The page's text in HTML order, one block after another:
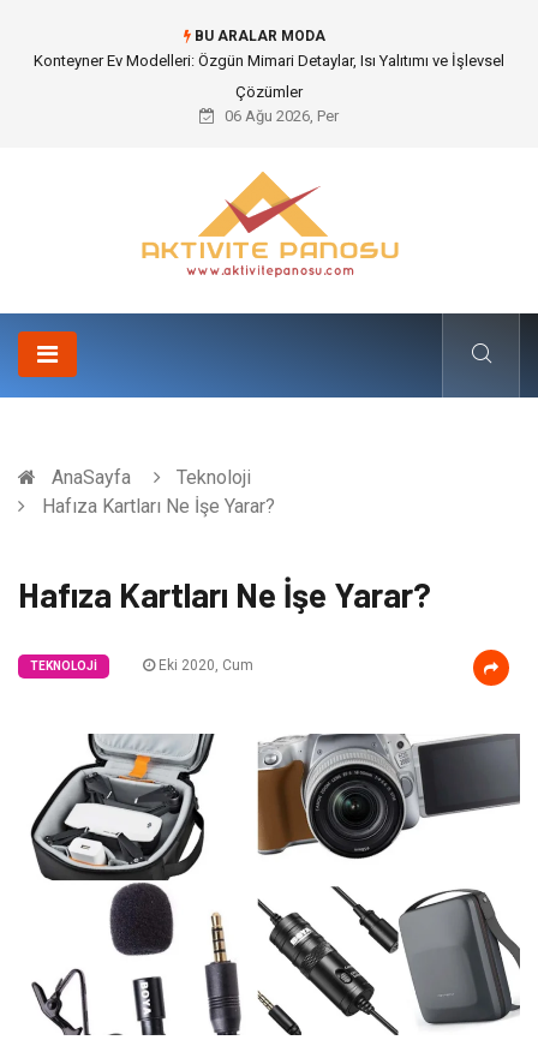
BU ARALAR MODA
Nakliye Nedir ve Tedarik Zincirindeki Önemi Nasıl Anlaşılır?
06 Ağu 2026, Per
AnaSayfa
Teknoloji
Hafıza Kartları Ne İşe Yarar?
Hafıza Kartları Ne İşe Yarar?
TEKNOLOJI Eki 2020, Cum